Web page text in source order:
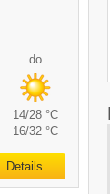
do
14/28 °C
16/32 °C
Details